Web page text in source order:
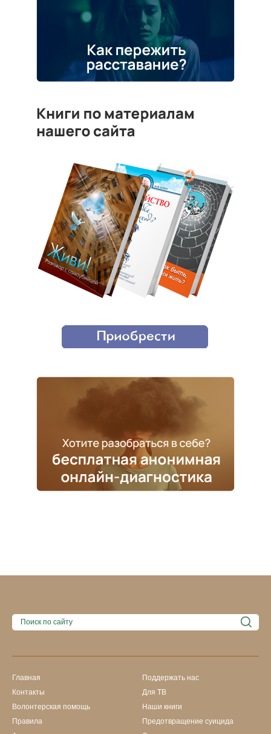
Главная
Контакты
Волонтерская помощь
Правила
Поддержать нас
Для ТВ
Наши книги
Предотвращение суицида